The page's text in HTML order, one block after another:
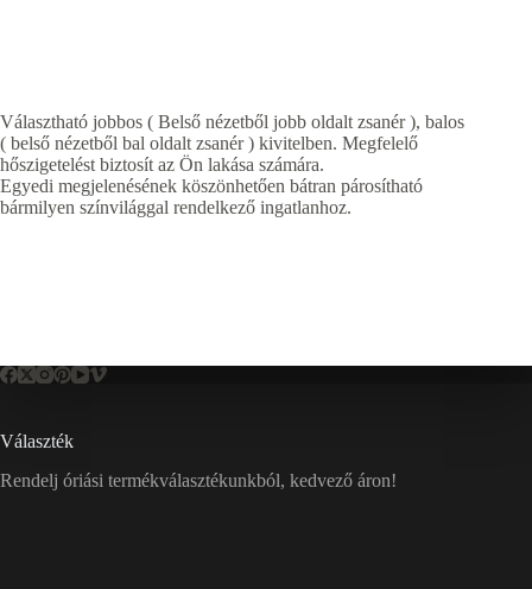
Választható jobbos ( Belső nézetből jobb oldalt zsanér ), balos
( belső nézetből bal oldalt zsanér ) kivitelben. Megfelelő
hőszigetelést biztosít az Ön lakása számára.
Egyedi megjelenésének köszönhetően bátran párosítható
bármilyen színvilággal rendelkező ingatlanhoz.
Választék
Rendelj óriási termékválasztékunkból, kedvező áron!